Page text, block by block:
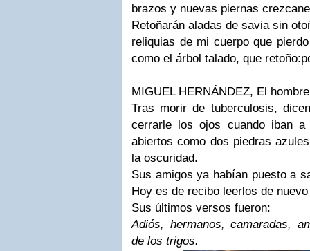
brazos y nuevas piernas
Retoñarán aladas de savia sin
reliquias de mi cuerpo que
como el árbol talado, que
MIGUEL HERNÁNDEZ, El
Tras morir de tuberculosis,
cerrarle los ojos cuando iban
abiertos como dos piedras
la oscuridad.
Sus amigos ya habían puesto a
Hoy es de recibo leerlos de
Sus últimos versos fueron:
Adiós, hermanos, camaradas,
de los trigos.